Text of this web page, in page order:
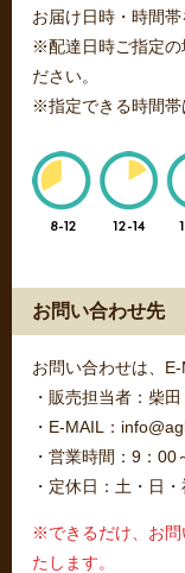
お届け日時・時間帯
※配達日時ご指定の
ださい。
※指定できる時間帯
お問い合わせ先
お問い合わせは、E-
・販売担当者：柴
・E-MAIL：
・営業時間：9：00
・定休日：土・日・
※できるだけ、お問
たします。